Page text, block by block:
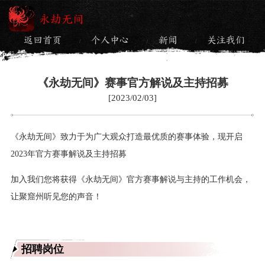
永劫无间
返回首页 / 个人中心 / 新闻 / 关注我们
《永劫无间》赛事官方解说及主持招募
[2023/02/03]
《永劫无间》致力于为广大观众打造最优质的赛事体验，现开启
2023年官方赛事解说及主持招募
加入我们您将获得《永劫无间》官方赛事解说与主持的工作机会，
让聚窟州听见您的声音！
招聘岗位